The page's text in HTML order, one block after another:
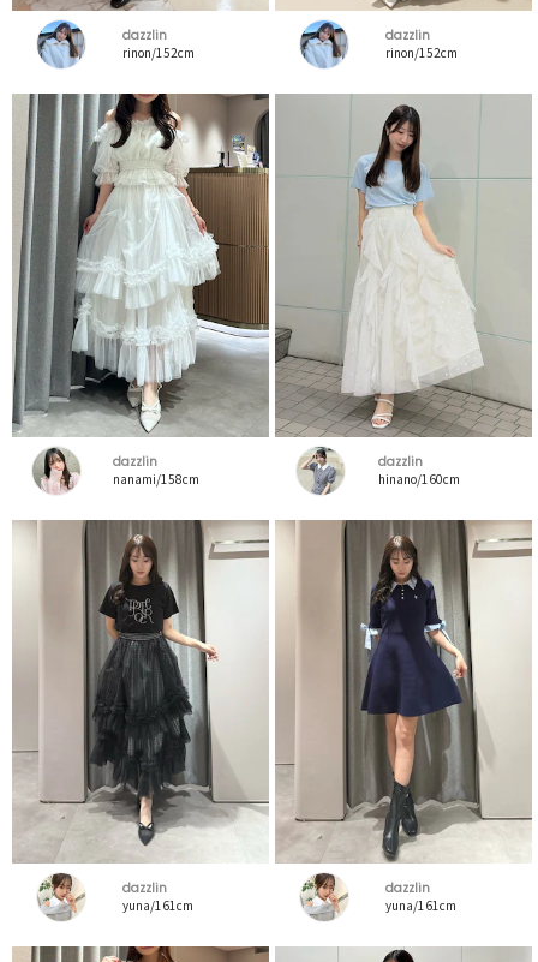
dazzlin
rinon/152cm
dazzlin
rinon/152cm
dazzlin
nanami/158cm
dazzlin
hinano/160cm
dazzlin
yuna/161cm
dazzlin
yuna/161cm